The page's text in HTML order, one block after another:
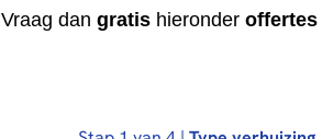
Vraag dangratis hieronderoffertes